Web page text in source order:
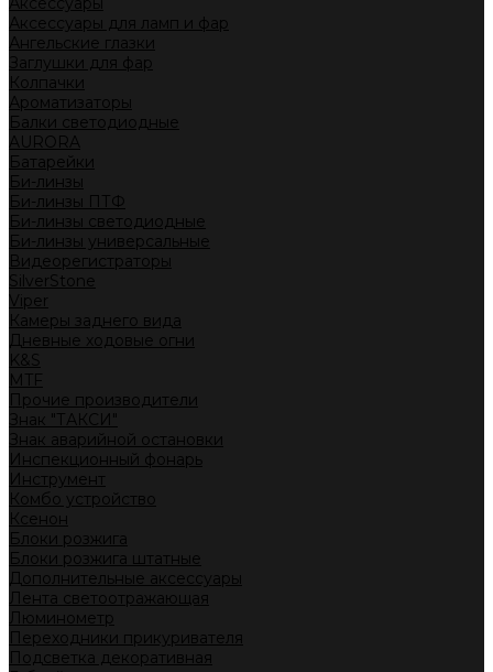
Аксессуары для ламп и фар
Ангельские глазки
Заглушки для фар
Колпачки
Ароматизаторы
Балки светодиодные
AURORA
Батарейки
Би-линзы
Би-линзы ПТФ
Би-линзы светодиодные
Би-линзы универсальные
Видеорегистраторы
SilverStone
Viper
Камеры заднего вида
Дневные ходовые огни
K&S
MTF
Прочие производители
Знак "ТАКСИ"
Знак аварийной остановки
Инспекционный фонарь
Инструмент
Комбо устройство
Ксенон
Блоки розжига
Блоки розжига штатные
Дополнительные аксессуары
Лента светоотражающая
Люминометр
Переходники прикуривателя
Подсветка декоративная